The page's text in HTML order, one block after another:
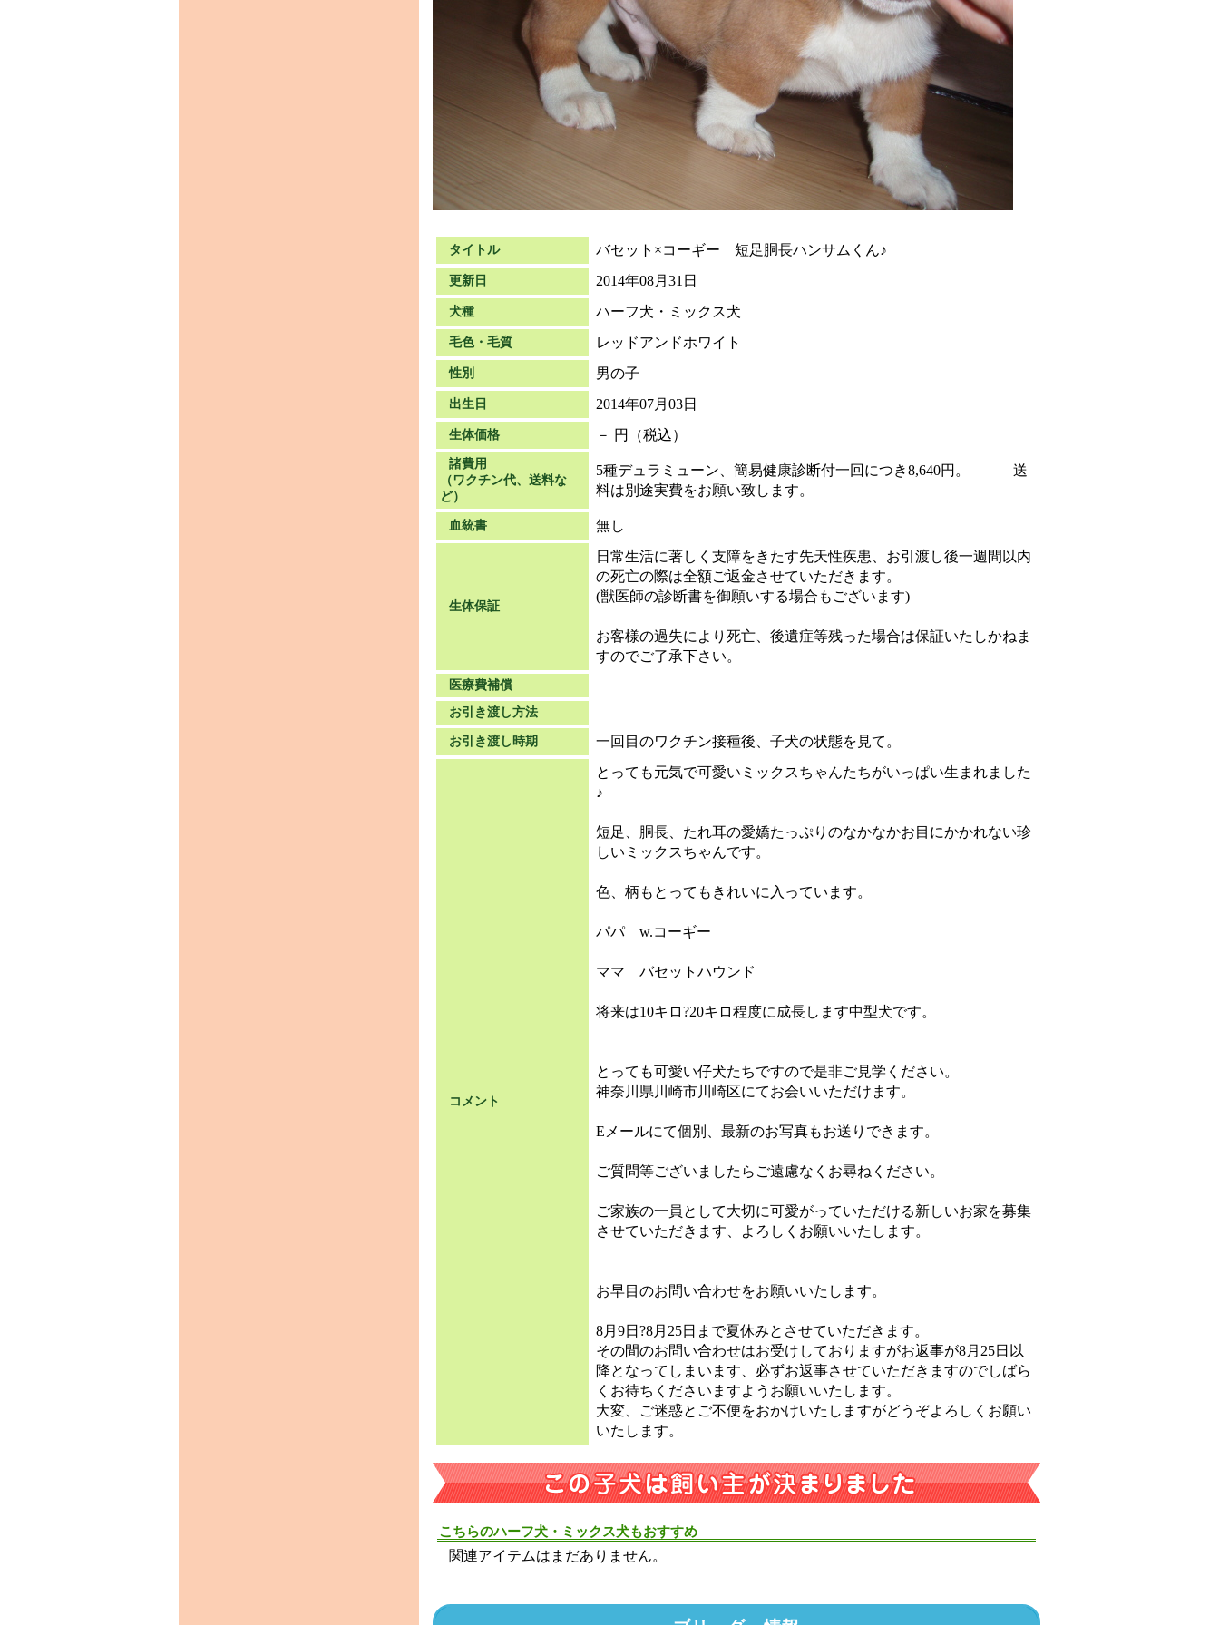
タイトル バセット×コーギー 短足胴長ハンサムくん♪
更新日 2014年08月31日
犬種 ハーフ犬・ミックス犬
毛色・毛質 レッドアンドホワイト
性別 男の子
出生日 2014年07月03日
生体価格 － 円（税込）
諸費用
（ワクチン代、送料な
ど）
5種デュラミューン、簡易健康診断付一回につき8,640円。 送
料は別途実費をお願い致します。
血統書 無し
生体保証
日常生活に著しく支障をきたす先天性疾患、お引渡し後一週間以内
の死亡の際は全額ご返金させていただきます。
(獣医師の診断書を御願いする場合もございます)
お客様の過失により死亡、後遺症等残った場合は保証いたしかねま
すのでご了承下さい。
医療費補償
お引き渡し方法
お引き渡し時期 一回目のワクチン接種後、子犬の状態を見て。
コメント
とっても元気で可愛いミックスちゃんたちがいっぱい生まれました
♪
短足、胴長、たれ耳の愛嬌たっぷりのなかなかお目にかかれない珍
しいミックスちゃんです。
色、柄もとってもきれいに入っています。
パパ w.コーギー
ママ バセットハウンド
将来は10キロ?20キロ程度に成長します中型犬です。
とっても可愛い仔犬たちですので是非ご見学ください。
神奈川県川崎市川崎区にてお会いいただけます。
Eメールにて個別、最新のお写真もお送りできます。
ご質問等ございましたらご遠慮なくお尋ねください。
ご家族の一員として大切に可愛がっていただける新しいお家を募集
させていただきます、よろしくお願いいたします。
お早目のお問い合わせをお願いいたします。
8月9日?8月25日まで夏休みとさせていただきます。
その間のお問い合わせはお受けしておりますがお返事が8月25日以
降となってしまいます、必ずお返事させていただきますのでしばら
くお待ちくださいますようお願いいたします。
大変、ご迷惑とご不便をおかけいたしますがどうぞよろしくお願い
いたします。
こちらのハーフ犬・ミックス犬もおすすめ
関連アイテムはまだありません。